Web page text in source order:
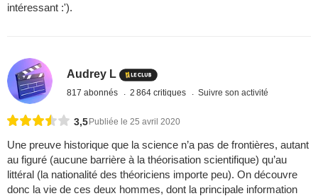
intéressant :').
Audrey L
817 abonnés 2 864 critiques Suivre son activité
3,5Publiée le 25 avril 2020
Une preuve historique que la science n’a pas de frontières, autant
au figuré (aucune barrière à la théorisation scientifique) qu’au
littéral (la nationalité des théoriciens importe peu). On découvre
donc la vie de ces deux hommes, dont la principale information